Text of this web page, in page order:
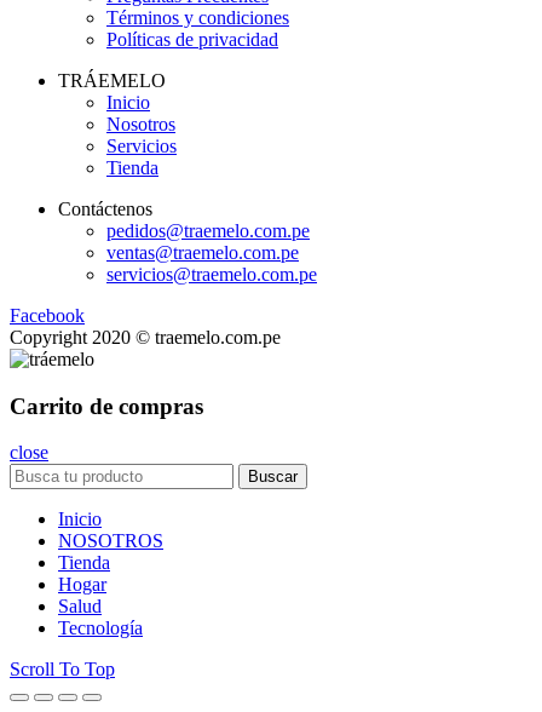
Términos y condiciones
Políticas de privacidad
TRÁEMELO
Inicio
Nosotros
Servicios
Tienda
Contáctenos
pedidos@traemelo.com.pe
ventas@traemelo.com.pe
servicios@traemelo.com.pe
Facebook
Copyright 2020 © traemelo.com.pe
Carrito de compras
close
Buscar
Inicio
NOSOTROS
Tienda
Hogar
Salud
Tecnología
Scroll To Top